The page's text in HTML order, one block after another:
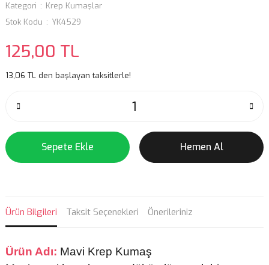
Kategori
Krep Kumaşlar
Stok Kodu
YK4529
125,00 TL
13,06 TL den başlayan taksitlerle!
Sepete Ekle Hemen Al
Ürün Bilgileri Taksit Seçenekleri Önerileriniz
Ürün Adı: Mavi Krep Kumaş